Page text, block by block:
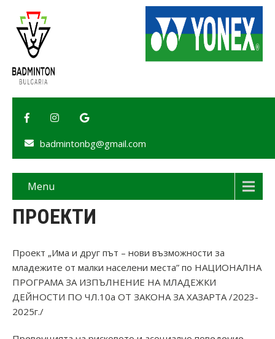
badmintonbg@gmail.com
Menu
ПРОЕКТИ
Проект „Има и друг път – нови възможности за
младежите от малки населени места” по НАЦИОНАЛНА
ПРОГРАМА ЗА ИЗПЪЛНЕНИЕ НА МЛАДЕЖКИ
ДЕЙНОСТИ ПО ЧЛ.10а ОТ ЗАКОНА ЗА ХАЗАРТА /2023-
2025г./